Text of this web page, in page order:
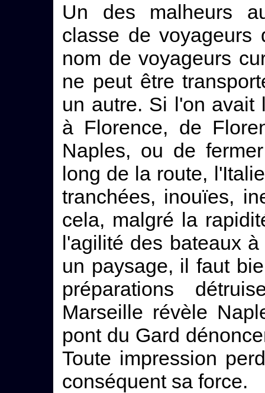
Un des malheurs
classe de voyageurs
nom de voyageurs
ne peut être
un autre. Si l'on avait
à Florence, de
Naples, ou de
long de la route,
tranchées, inouïes,
cela, malgré la
l'agilité des bateaux
un paysage, il faut
préparations
Marseille révèle
pont du Gard
Toute impression
conséquent sa force.